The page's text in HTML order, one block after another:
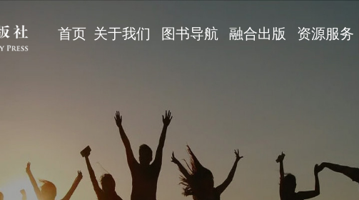
首页 关于我们 图书导航 融合出版 资源服务